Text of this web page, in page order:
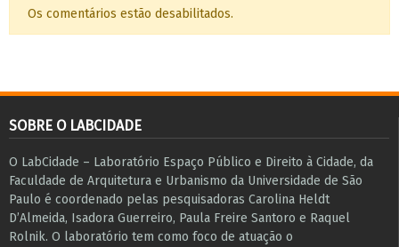
Os comentários estão desabilitados.
SOBRE O LABCIDADE
O LabCidade – Laboratório Espaço Público e Direito à Cidade, da
Faculdade de Arquitetura e Urbanismo da Universidade de São
Paulo é coordenado pelas pesquisadoras Carolina Heldt
D’Almeida, Isadora Guerreiro, Paula Freire Santoro e Raquel
Rolnik. O laboratório tem como foco de atuação o